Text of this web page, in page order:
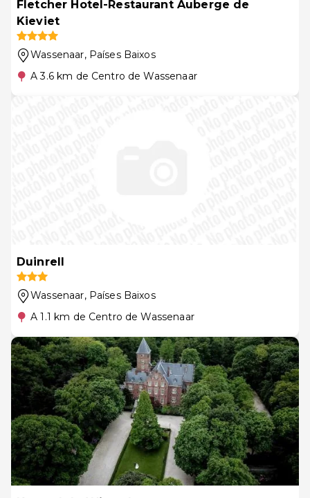
Fletcher Hotel-Restaurant Auberge de
Kieviet
Wassenaar, Países Baixos
A 3.6 km de Centro de Wassenaar
Duinrell
Wassenaar, Países Baixos
A 1.1 km de Centro de Wassenaar